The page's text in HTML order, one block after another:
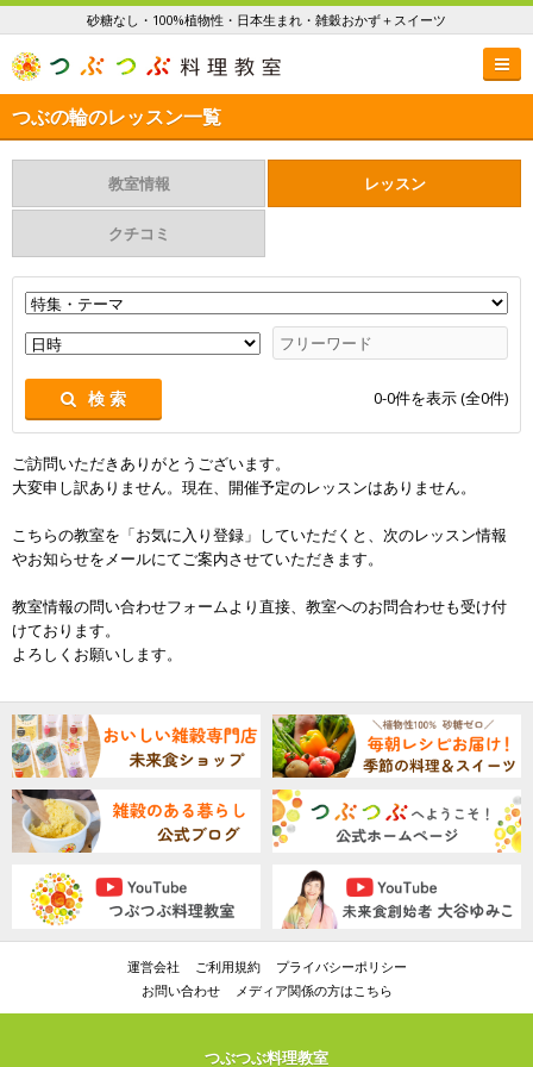
砂糖なし・100%植物性・日本生まれ・雑穀おかず＋スイーツ
つぶの輪のレッスン一覧
教室情報 レッスン
クチコミ
検 索 0-0件を表示 (全0件)
ご訪問いただきありがとうございます。
大変申し訳ありません。現在、開催予定のレッスンはありません。
こちらの教室を「お気に入り登録」していただくと、次のレッスン情報
やお知らせをメールにてご案内させていただきます。
教室情報の問い合わせフォームより直接、教室へのお問合わせも受け付
けております。
よろしくお願いします。
運営会社 ご利用規約
プライバシーポリシー
お問い合わせ
メディア関係の方はこちら
つぶつぶ料理教室